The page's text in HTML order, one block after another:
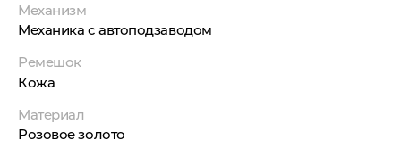
Механизм
Механика с автоподзаводом
Ремешок
Кожа
Материал
Розовое золото